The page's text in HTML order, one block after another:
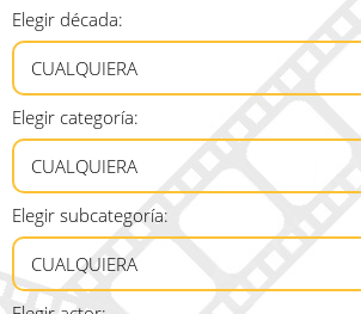
Elegir década:
Elegir categoría:
Elegir subcategoría: